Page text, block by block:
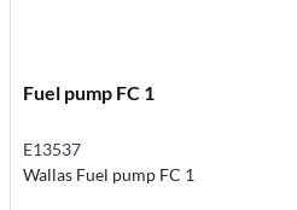
Fuel pump FC 1
E13537
Wallas Fuel pump FC 1